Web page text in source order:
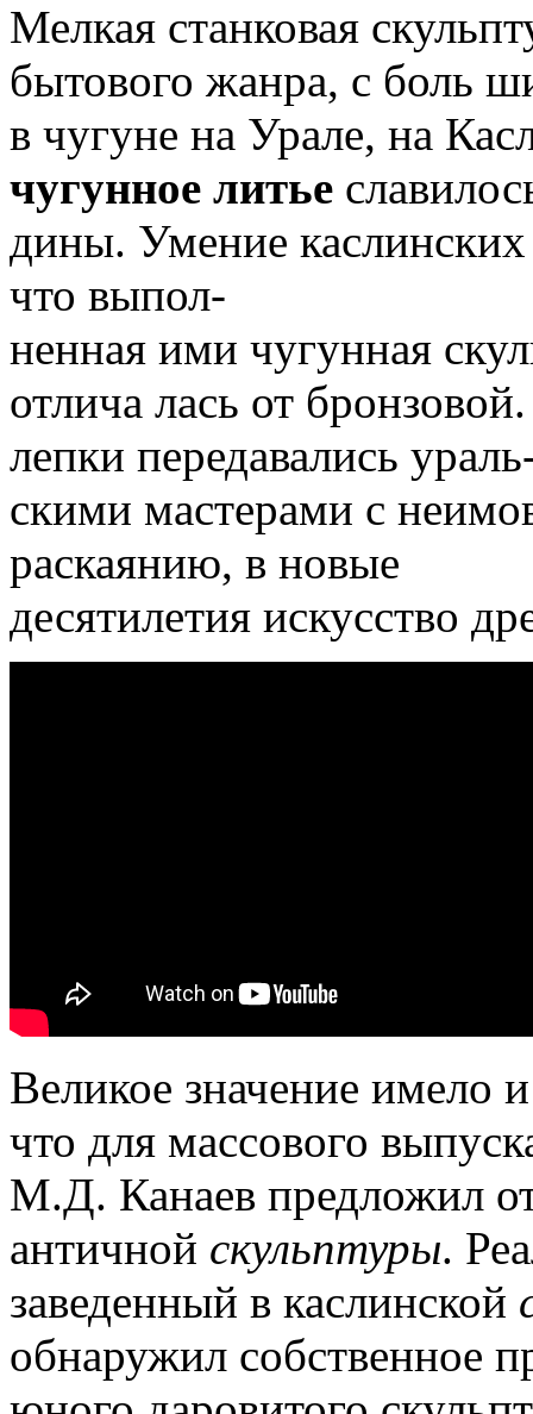
Мелкая станковая
бытового жанра, с боль­
в чугуне на Урале, на
чугунное литье
дины. Умение
что выпол­
ненная ими чугунная
отлича­ лась от бронзовой.
лепки передавались
скими мастерами с
раскаянию, в новые
десятилетия искусство
Великое значение имело
что для массового
М.Д. Канаев предложил
античной скульптуры.
заведенный в каслинской
обнаружил собственное